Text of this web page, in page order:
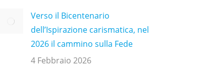
Verso il Bicentenario
dell’Ispirazione carismatica, nel
2026 il cammino sulla Fede
4 Febbraio 2026